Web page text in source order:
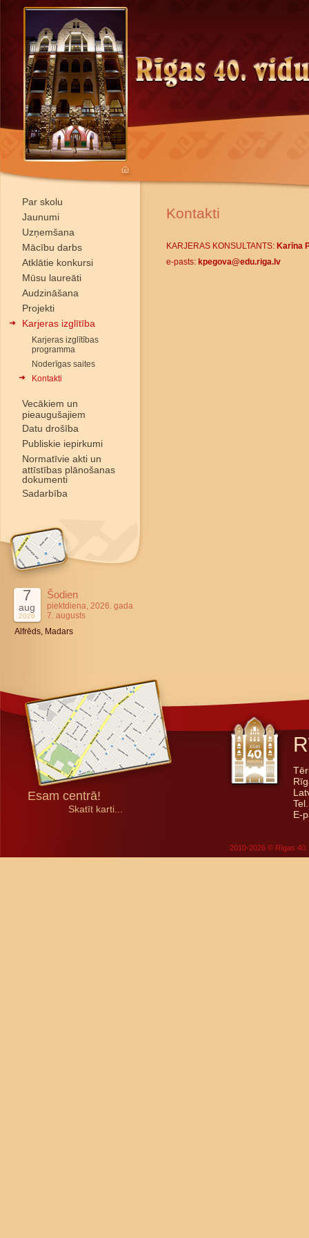
Par skolu
Jaunumi
Uzņemšana
Mācību darbs
Atklātie konkursi
Mūsu laureāti
Audzināšana
Projekti
Karjeras izglītība
Karjeras izglītības
programma
Noderīgas saites
Kontakti
Vecākiem un
pieaugušajiem
Datu drošība
Publiskie iepirkumi
Normatīvie akti un
attīstības plānošanas
dokumenti
Sadarbība
7
aug
2026
Šodien
piektdiena, 2026. gada
7. augusts
Alfrēds, Madars
Kontakti
KARJERAS KONSULTANTS: Karīna
e-pasts: kpegova@edu.riga.lv
Esam centrā!
Skatīt karti...
E-
2010-2026 © Rīgas